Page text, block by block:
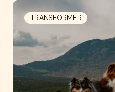
TRANSFORMER